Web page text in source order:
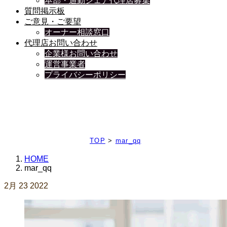
質問掲示板
ご意見・ご要望
オーナー相談窓口
代理店お問い合わせ
企業様お問い合わせ
運営事業者
プライバシーポリシー
TOP > mar_qq
HOME
mar_qq
2月 23 2022